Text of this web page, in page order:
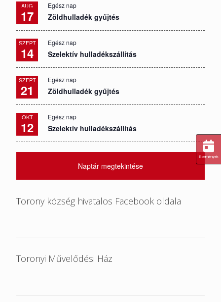
AUG
17
Egész nap
Zöldhulladék gyűjtés
SZEPT
14
Egész nap
Szelektív hulladékszállítás
SZEPT
21
Egész nap
Zöldhulladék gyűjtés
OKT
12
Egész nap
Szelektív hulladékszállítás
Naptár megtekintése
Torony község hivatalos Facebook oldala
Toronyi Művelődési Ház
Események